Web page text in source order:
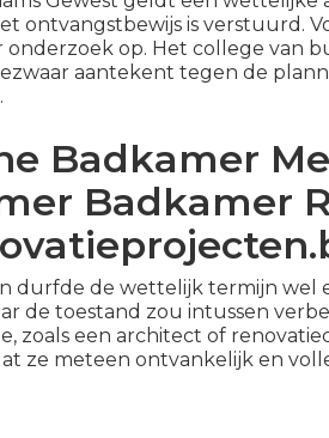
ontvangstbewijs is verstuurd.
onderzoek op. Het college van
aantekent tegen de
Badkamer
Badkamer
durfde de wettelijk termijn wel
de toestand zou intussen
zoals een architect of
ze meteen ontvankelijk en